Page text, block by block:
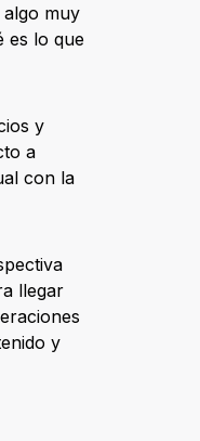
algo muy
es lo que
y
a
con la
llegar
y